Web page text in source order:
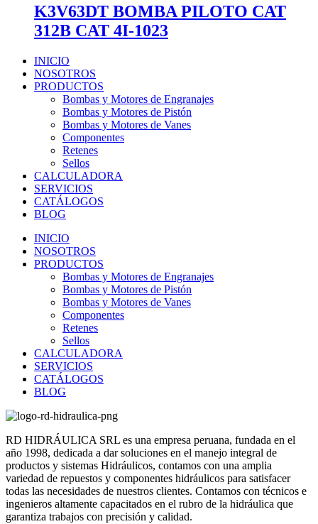
K3V63DT BOMBA PILOTO CAT
312B CAT 4I-1023
INICIO
NOSOTROS
PRODUCTOS
Bombas y Motores de Engranajes
Bombas y Motores de Pistón
Bombas y Motores de Vanes
Componentes
Retenes
Sellos
CALCULADORA
SERVICIOS
CATÁLOGOS
BLOG
INICIO
NOSOTROS
PRODUCTOS
Bombas y Motores de Engranajes
Bombas y Motores de Pistón
Bombas y Motores de Vanes
Componentes
Retenes
Sellos
CALCULADORA
SERVICIOS
CATÁLOGOS
BLOG
RD HIDRÁULICA SRL es una empresa peruana, fundada en el
año 1998, dedicada a dar soluciones en el manejo integral de
productos y sistemas Hidráulicos, contamos con una amplia
variedad de repuestos y componentes hidráulicos para satisfacer
todas las necesidades de nuestros clientes. Contamos con técnicos e
ingenieros altamente capacitados en el rubro de la hidráulica que
garantiza trabajos con precisión y calidad.